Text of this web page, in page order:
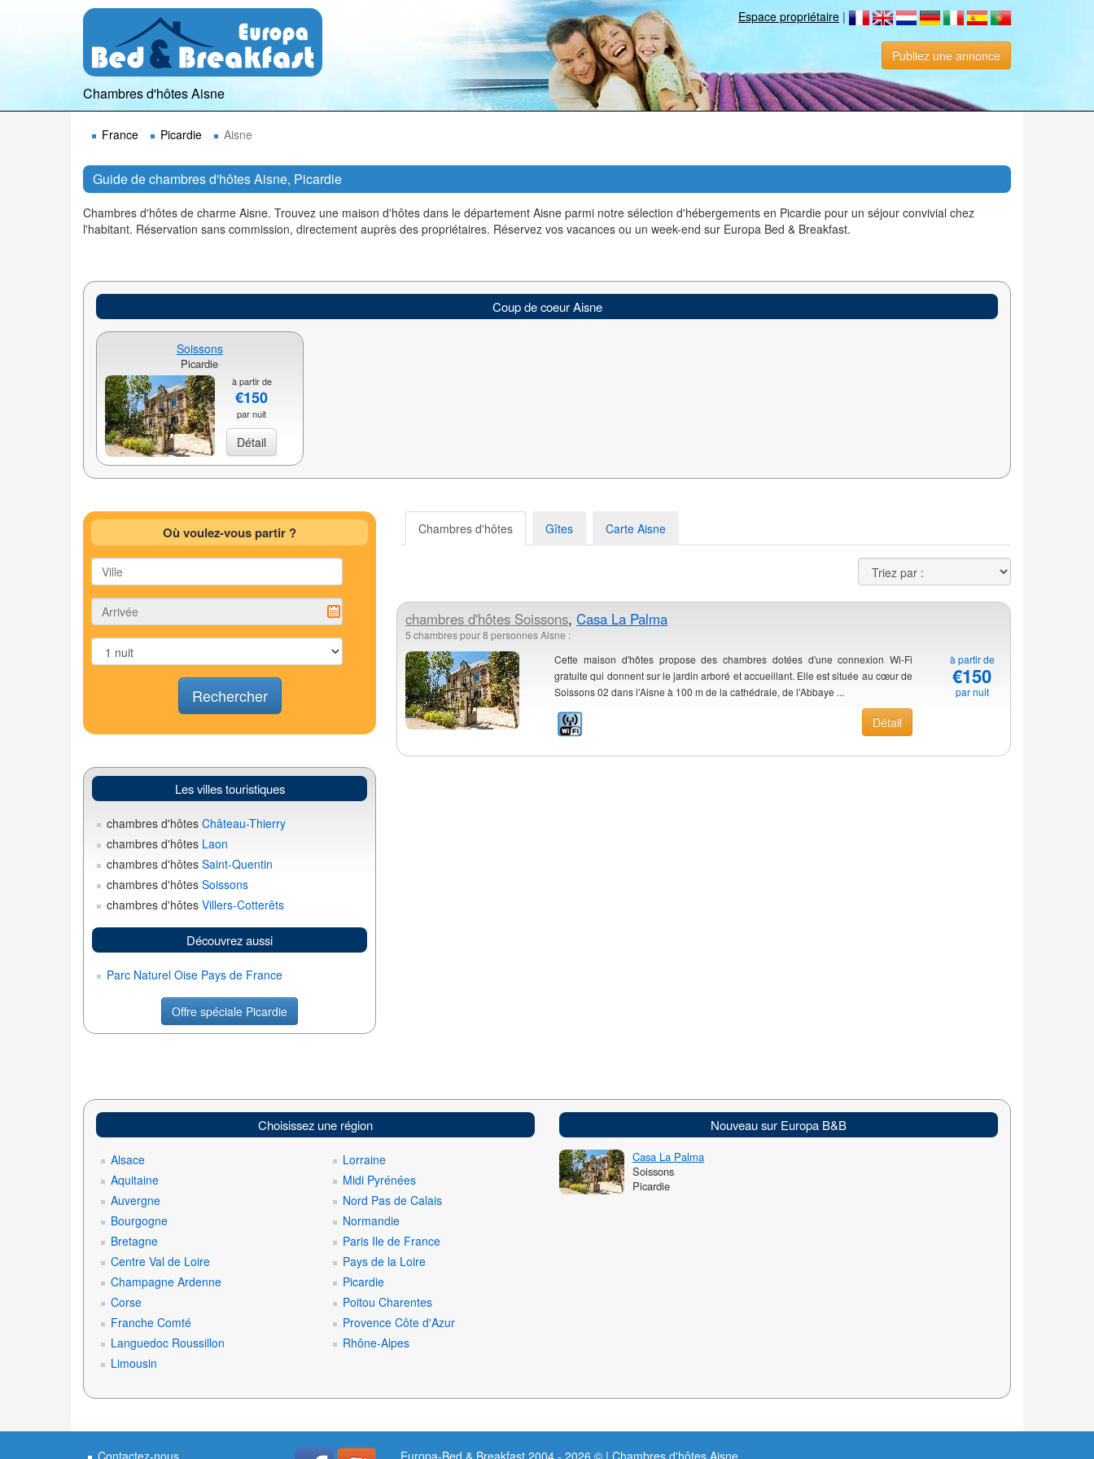
Espace propriétaire |
Publiez une annonce
Chambres d'hôtes Aisne
France Picardie Aisne
Guide de chambres d'hôtes Aisne, Picardie
Chambres d'hôtes de charme Aisne. Trouvez une maison d'hôtes dans le département Aisne parmi notre sélection d'hébergements en Picardie pour un séjour convivial chez
l'habitant. Réservation sans commission, directement auprès des propriétaires. Réservez vos vacances ou un week-end sur Europa Bed & Breakfast.
Coup de coeur Aisne
Soissons
Picardie
à partir de
€150
par nuit
Détail
Où voulez-vous partir ?
Rechercher
Les villes touristiques
chambres d'hôtes Château-Thierry
chambres d'hôtes Laon
chambres d'hôtes Saint-Quentin
chambres d'hôtes Soissons
chambres d'hôtes Villers-Cotterêts
Découvrez aussi
Parc Naturel Oise Pays de France
Offre spéciale Picardie
Chambres d'hôtes Gîtes Carte Aisne
chambres d'hôtes Soissons, Casa La Palma
5 chambres pour 8 personnes Aisne :
Cette maison d'hôtes propose des chambres dotées d'une connexion Wi-Fi
gratuite qui donnent sur le jardin arboré et accueillant. Elle est située au cœur de
Soissons 02 dans l’Aisne à 100 m de la cathédrale, de l’Abbaye ...
Détail
à partir de
€150
par nuit
Choisissez une région
Alsace
Aquitaine
Auvergne
Bourgogne
Bretagne
Centre Val de Loire
Champagne Ardenne
Corse
Franche Comté
Languedoc Roussillon
Limousin
Lorraine
Midi Pyrénées
Nord Pas de Calais
Normandie
Paris Ile de France
Pays de la Loire
Picardie
Poitou Charentes
Provence Côte d'Azur
Rhône-Alpes
Nouveau sur Europa B&B
Casa La Palma
Soissons
Picardie
Contactez-nous Europa-Bed & Breakfast 2004 - 2026 © | Chambres d'hôtes Aisne